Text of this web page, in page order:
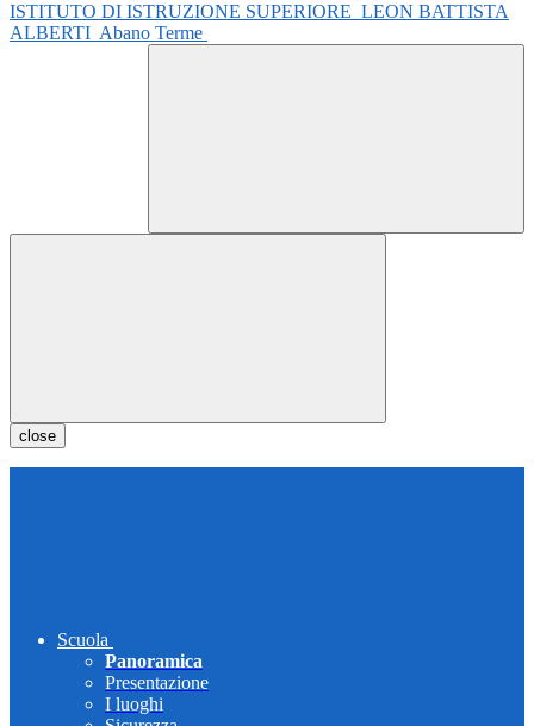
ISTITUTO DI ISTRUZIONE SUPERIORE LEON BATTISTA
ALBERTI Abano Terme
close
Scuola
Panoramica
Presentazione
I luoghi